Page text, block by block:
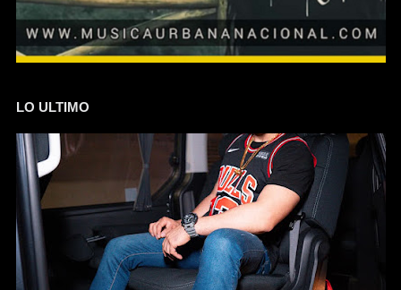
LO ULTIMO